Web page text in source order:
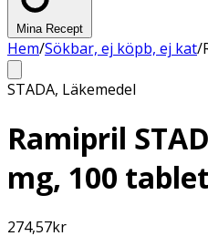
Mina Recept
Hem/Sökbar, ej köpb, ej kat/
STADA, Läkemedel
Ramipril
mg, 100
274,57kr